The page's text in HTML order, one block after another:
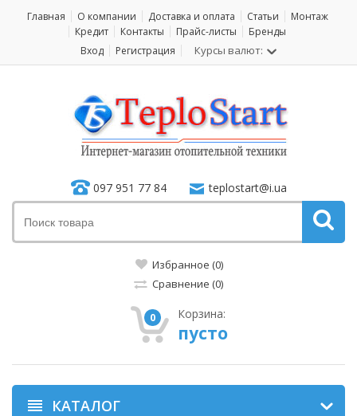
Главная О компании Доставка и оплата Статьи
Монтаж
Кредит
Контакты Прайс-листы
Бренды
Вход
Регистрация Курсы валют:
097 951 77 84 teplostart@i.ua
Избранное (0)
Сравнение (0)
0 Корзина:
пусто
КАТАЛОГ